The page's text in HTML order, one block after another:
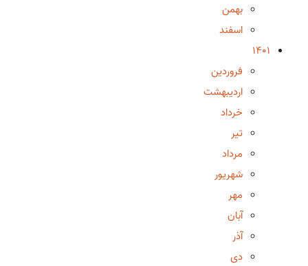
بهمن
اسفند
1401
فروردین
اردیبهشت
خرداد
تیر
مرداد
شهریور
مهر
آبان
آذر
دی